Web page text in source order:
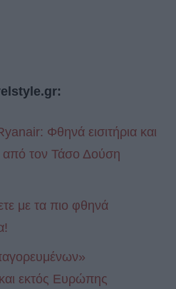
Φθηνά εισιτήρια και
από τον Τάσο Δούση
με τα πιο φθηνά
εκτός Ευρώπης